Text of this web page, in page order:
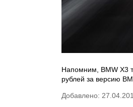
Напомним, BMW X3
рублей за версию
Добавлено: